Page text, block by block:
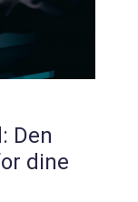
Den
dine